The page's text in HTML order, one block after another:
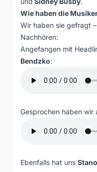
Wie haben die
Wir haben sie gefragt
Nachhören:
Angefangen mit
Bendzko:
Gesprochen haben wir
Ebenfalls hat uns